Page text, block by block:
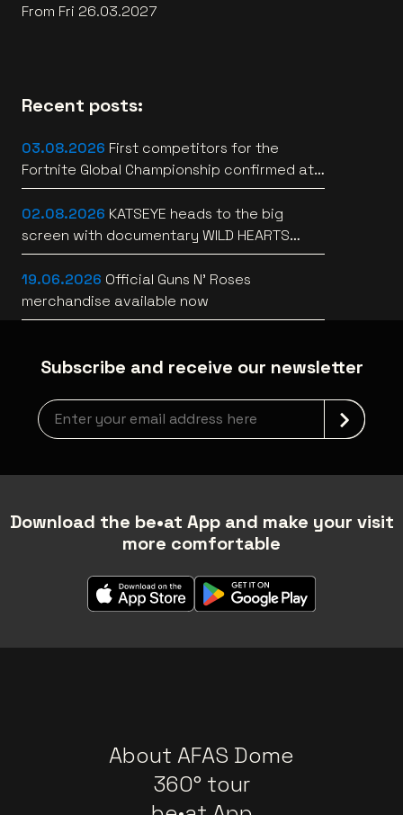
From Fri 26.03.2027
Recent posts:
03.08.2026 First competitors for the
Fortnite Global Championship confirmed at
Lotto Arena
02.08.2026 KATSEYE heads to the big
screen with documentary WILD HEARTS
[trailer]
19.06.2026 Official Guns N’ Roses
merchandise available now
Subscribe and receive our newsletter
Newsletter grabber
Download the be•at App and make your visit
more comfortable
About AFAS Dome
360° tour